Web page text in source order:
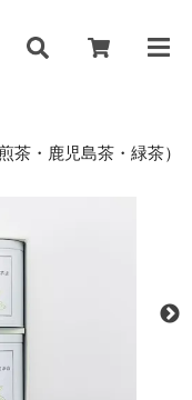
・鹿児島茶・緑茶）